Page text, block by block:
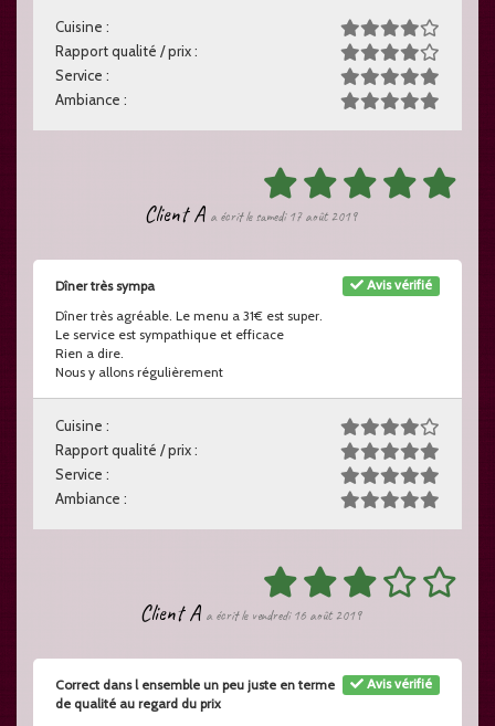
Cuisine :
Rapport qualité / prix :
Service :
Ambiance :
Client A a écrit le samedi 17 août 2019
Avis vérifié
Dîner très sympa
Dîner très agréable. Le menu a 31€ est super.
Le service est sympathique et efficace
Rien a dire.
Nous y allons régulièrement
Cuisine :
Rapport qualité / prix :
Service :
Ambiance :
Client A a écrit le vendredi 16 août 2019
Avis vérifié
Correct dans l ensemble un peu juste en terme
de qualité au regard du prix